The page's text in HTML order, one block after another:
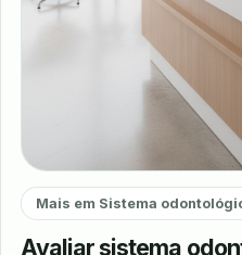
Mais em Sistema
Avaliar sistema